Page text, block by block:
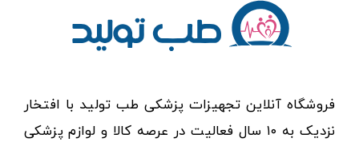
فروشگاه آنلاین تجهیزات پزشکی طب تولید با افتخار
نزدیک به ۱۰ سال فعالیت در عرصه کالا و لوازم پزشکی